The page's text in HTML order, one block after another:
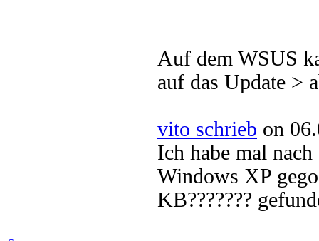
Auf dem WSUS
auf das Update >
vito schrieb on
Ich habe mal
Windows XP
KB???????